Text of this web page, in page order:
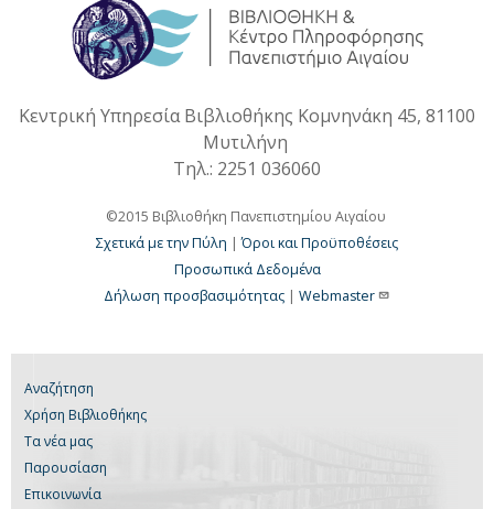
Κεντρική Υπηρεσία Βιβλιοθήκης Κομνηνάκη 45, 81100
Μυτιλήνη
Τηλ.: 2251 036060
©2015 Βιβλιοθήκη Πανεπιστημίου Αιγαίου
Σχετικά με την Πύλη |Όροι και Προϋποθέσεις
Προσωπικά Δεδομένα
Δήλωση προσβασιμότητας | Webmaster
Αναζήτηση
Χρήση Βιβλιοθήκης
Τα νέα μας
Παρουσίαση
Επικοινωνία